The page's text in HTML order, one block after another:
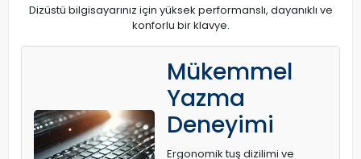
Dizüstü bilgisayarınız için yüksek performanslı, dayanıklı ve
konforlu bir klavye.
Mükemmel
Yazma
Deneyimi
Ergonomik tuş dizilimi ve